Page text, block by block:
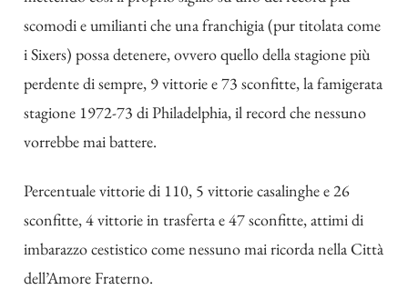
scomodi e umilianti che una franchigia (pur titolata come
i Sixers) possa detenere, ovvero quello della stagione più
perdente di sempre, 9 vittorie e 73 sconfitte, la famigerata
stagione 1972-73 di Philadelphia, il record che nessuno
vorrebbe mai battere.
Percentuale vittorie di 110, 5 vittorie casalinghe e 26
sconfitte, 4 vittorie in trasferta e 47 sconfitte, attimi di
imbarazzo cestistico come nessuno mai ricorda nella Città
dell’Amore Fraterno.